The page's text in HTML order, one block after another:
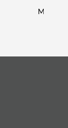
Michael,